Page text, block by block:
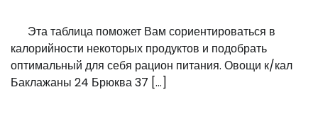
Эта таблица поможет Вам сориентироваться в
калорийности некоторых продуктов и подобрать
оптимальный для себя рацион питания. Овощи к/кал
Баклажаны 24 Брюква 37 […]